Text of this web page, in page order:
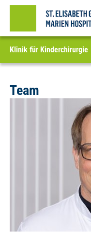
Klinik für Kinderchirurgie
Team